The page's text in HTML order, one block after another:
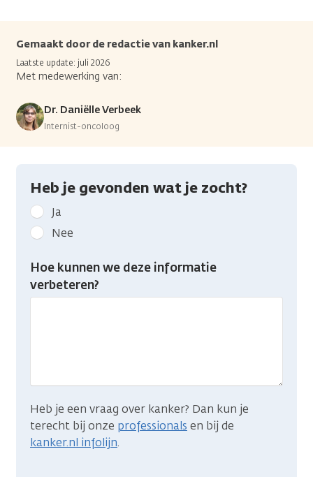
Gemaakt door de redactie van kanker.nl
Laatste update: juli 2026
Met medewerking van:
Dr. Daniëlle Verbeek
Internist-oncoloog
Heb je gevonden wat je zocht?
Geef
kanker.nl
feedback:
Heb
gevonden
Ja
Nee
Hoe kunnen we deze informatie
verbeteren?
Heb je een vraag over kanker? Dan kun je
terecht bij onze professionals en bij de
kanker.nl infolijn.